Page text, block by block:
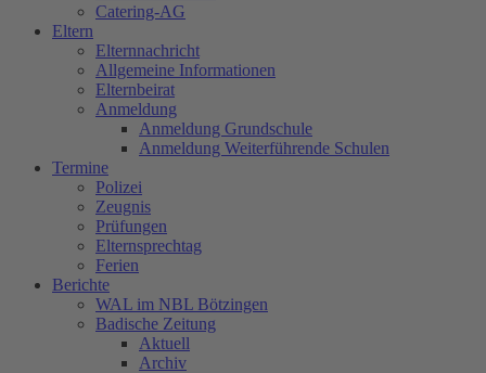
Catering-AG
Eltern
Elternnachricht
Allgemeine Informationen
Elternbeirat
Anmeldung
Anmeldung Grundschule
Anmeldung Weiterführende Schulen
Termine
Polizei
Zeugnis
Prüfungen
Elternsprechtag
Ferien
Berichte
WAL im NBL Bötzingen
Badische Zeitung
Aktuell
Archiv